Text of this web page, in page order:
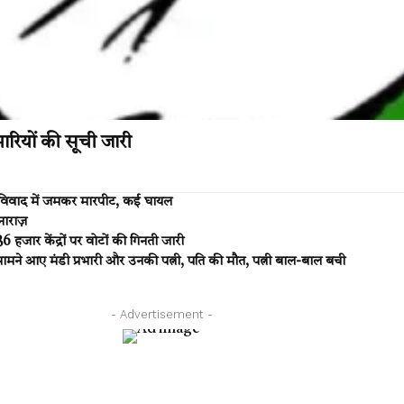
की सूची जारी
में जमकर मारपीट, कई घायल
केंद्रों पर वोटों की गिनती जारी
मंडी प्रभारी और उनकी पत्नी, पति की मौत, पत्नी बाल-बाल बची
- Advertisement -